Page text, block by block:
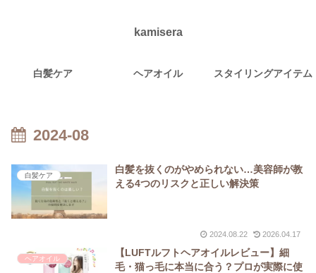
kamisera
白髪ケア ヘアオイル スタイリングアイテム
2024-08
白髪ケア
白髪を抜くのがやめられない…美容師が教
える4つのリスクと正しい解決策
2024.08.22 2026.04.17
ヘアオイル
【LUFTルフトヘアオイルレビュー】細
毛・猫っ毛に本当に合う？プロが実際に使